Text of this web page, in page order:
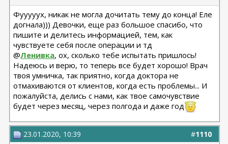
Фууууух, никак не могла дочитать тему до конца! Еле
догнала))) Девочки, еще раз большое спасибо, что
пишите и делитесь информацией, тем, как
чувствуете себя после операции и тд
@Ленивка, ох, сколько тебе испытать пришлось!
Надеюсь и верю, то теперь все будет хорошо! Врач
твоя умничка, так приятно, когда доктора не
отмахиваются от клиентов, когда есть проблемы... И
пожалуйста, делись с нами, как твое самочувствие
будет через месяц, через полгода и даже год
#1110
23.01.2020, 10:39